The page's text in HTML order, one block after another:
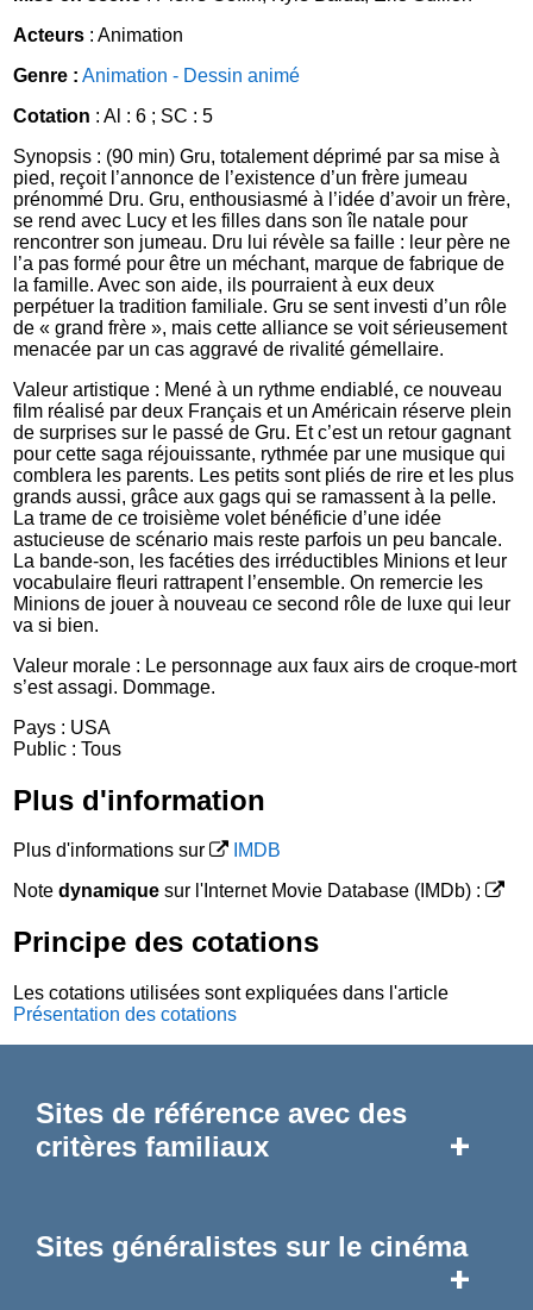
Acteurs : Animation
Genre : Animation - Dessin animé
Cotation : Al : 6 ; SC : 5
Synopsis : (90 min) Gru, totalement déprimé par sa mise à
pied, reçoit l’annonce de l’existence d’un frère jumeau
prénommé Dru. Gru, enthousiasmé à l’idée d’avoir un frère,
se rend avec Lucy et les filles dans son île natale pour
rencontrer son jumeau. Dru lui révèle sa faille : leur père ne
l’a pas formé pour être un méchant, marque de fabrique de
la famille. Avec son aide, ils pourraient à eux deux
perpétuer la tradition familiale. Gru se sent investi d’un rôle
de « grand frère », mais cette alliance se voit sérieusement
menacée par un cas aggravé de rivalité gémellaire.
Valeur artistique : Mené à un rythme endiablé, ce nouveau
film réalisé par deux Français et un Américain réserve plein
de surprises sur le passé de Gru. Et c’est un retour gagnant
pour cette saga réjouissante, rythmée par une musique qui
comblera les parents. Les petits sont pliés de rire et les plus
grands aussi, grâce aux gags qui se ramassent à la pelle.
La trame de ce troisième volet bénéficie d’une idée
astucieuse de scénario mais reste parfois un peu bancale.
La bande-son, les facéties des irréductibles Minions et leur
vocabulaire fleuri rattrapent l’ensemble. On remercie les
Minions de jouer à nouveau ce second rôle de luxe qui leur
va si bien.
Valeur morale : Le personnage aux faux airs de croque-mort
s’est assagi. Dommage.
Pays : USA
Public : Tous
Plus d'information
Plus d'informations sur
IMDB
Notedynamique sur l'Internet Movie Database (IMDb) :
Principe des cotations
Les cotations utilisées sont expliquées dans l'article
Présentation des cotations
Sites de référence avec des
critères familiaux
+
Sites généralistes sur le cinéma
+